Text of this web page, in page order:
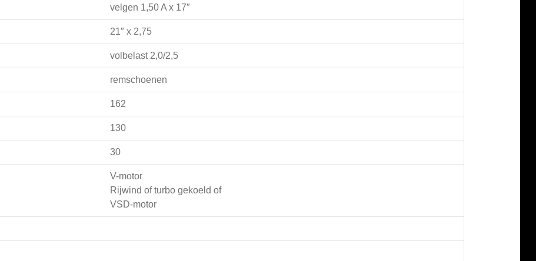
velgen 1,50 A x 17″
21″ x 2,75
volbelast 2,0/2,5
remschoenen
162
130
30
V-motor
Rijwind of turbo gekoeld of
VSD-motor